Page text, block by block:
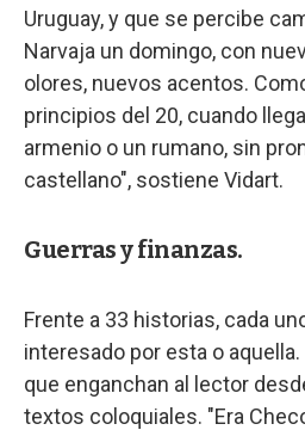
Uruguay, y que se percibe
Narvaja un domingo, con
olores, nuevos acentos.
principios del 20, cuando
armenio o un rumano, sin
castellano", sostiene Vidart.
Guerras y finanzas.
Frente a 33 historias, cada
interesado por esta o
que enganchan al lector
textos coloquiales. "Era